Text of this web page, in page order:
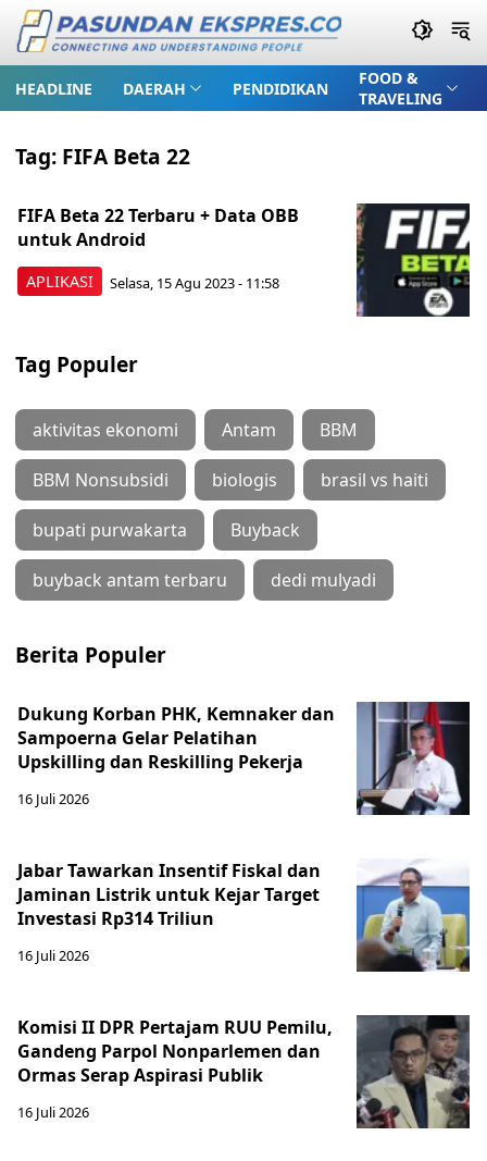
HEADLINE DAERAH PENDIDIKAN
FOOD &
TRAVELING
Tag: FIFA Beta 22
APLIKASI
FIFA Beta 22 Terbaru + Data OBB
untuk Android
Selasa, 15 Agu 2023 - 11:58
Tag Populer
aktivitas ekonomi Antam BBM
BBM Nonsubsidi biologis brasil vs haiti
bupati purwakarta Buyback
buyback antam terbaru dedi mulyadi
Berita Populer
Dukung Korban PHK, Kemnaker dan
Sampoerna Gelar Pelatihan
Upskilling dan Reskilling Pekerja
16 Juli 2026
Jabar Tawarkan Insentif Fiskal dan
Jaminan Listrik untuk Kejar Target
Investasi Rp314 Triliun
16 Juli 2026
Komisi II DPR Pertajam RUU Pemilu,
Gandeng Parpol Nonparlemen dan
Ormas Serap Aspirasi Publik
16 Juli 2026